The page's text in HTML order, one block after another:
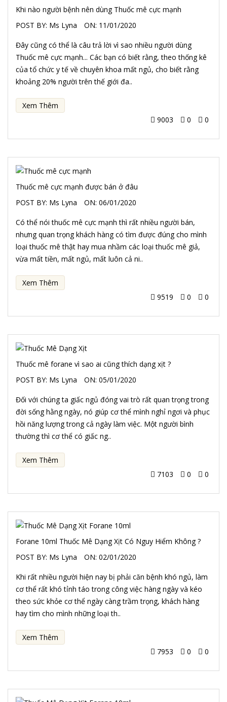
Khi nào người bệnh nên dùng Thuốc mê cực mạnh
POST BY: Ms Lyna ON: 11/01/2020
Đây cũng có thể là câu trả lời vì sao nhiều người dùng
Thuốc mê cực mạnh... Các bạn có biết rằng, theo thống kê
của tổ chức y tế về chuyên khoa mất ngủ, cho biết rằng
khoảng 20% người trên thế giới đa..
Xem Thêm
9003
0 0
Thuốc mê cực mạnh được bán ở đâu
POST BY: Ms Lyna ON: 06/01/2020
Có thể nói thuốc mê cực mạnh thì rất nhiều người bán,
nhưng quan trọng khách hàng có tìm được đúng cho mình
loại thuốc mê thật hay mua nhầm các loại thuốc mê giả,
vừa mất tiền, mất ngủ, mất luôn cả ni..
Xem Thêm
9519
0 0
Thuốc mê forane vì sao ai cũng thích dạng xịt ?
POST BY: Ms Lyna ON: 05/01/2020
Đối với chúng ta giấc ngủ đóng vai trò rất quan trọng trong
đời sống hằng ngày, nó giúp cơ thể mình nghỉ ngơi và phục
hồi năng lượng trong cả ngày làm việc. Một người bình
thường thì cơ thể có giấc ng..
Xem Thêm
7103
0 0
Forane 10ml Thuốc Mê Dạng Xịt Có Nguy Hiểm Không ?
POST BY: Ms Lyna ON: 02/01/2020
Khi rất nhiều người hiện nay bị phải căn bệnh khó ngủ, làm
cơ thể rất khó tỉnh táo trong công việc hàng ngày và kéo
theo sức khỏe cơ thể ngày càng trầm trọng, khách hàng
hay tìm cho mình những loại th..
Xem Thêm
7953
0 0